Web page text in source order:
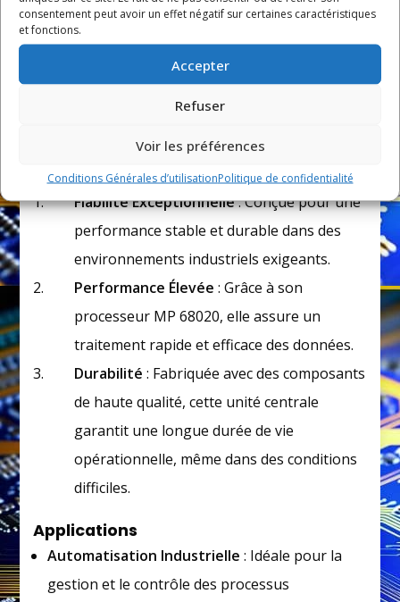
consentement peut avoir un effet négatif sur certaines caractéristiques
et fonctions.
Accepter
Refuser
Voir les préférences
Conditions Générales d’utilisationPolitique de confidentialité
Processeur: MP 68020
Interfaces: Liaison FIPIO
: APRIL 5000
: CPU5030
Avantages
Fiabilité Exceptionnelle: Conçue pour une
performance stable et durable dans des
environnements industriels exigeants.
Performance Élevée : Grâce à son
processeur MP 68020, elle assure un
traitement rapide et efficace des données.
Durabilité : Fabriquée avec des composants
de haute qualité, cette unité centrale
garantit une longue durée de vie
opérationnelle, même dans des conditions
difficiles.
Applications
Automatisation Industrielle : Idéale pour la
gestion et le contrôle des processus